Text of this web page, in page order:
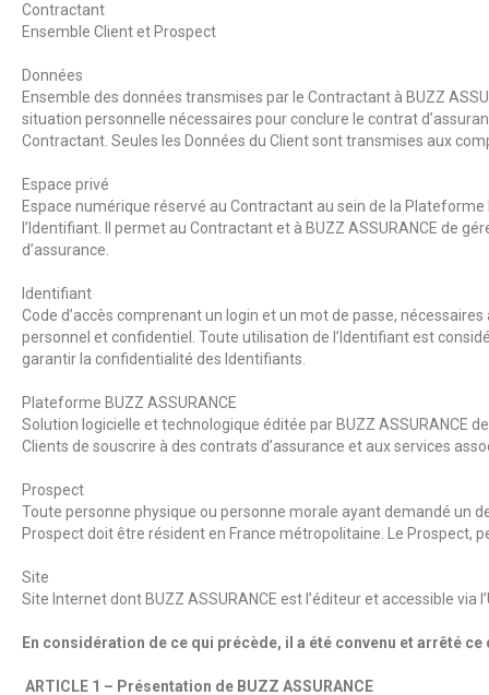
Contractant
Ensemble Client et Prospect
Données
Ensemble des données transmises par le Contractant à BUZZ
situation personnelle nécessaires pour conclure le contrat
Contractant. Seules les Données du Client sont transmises aux
Espace privé
Espace numérique réservé au Contractant au sein de la Plateforme
l’Identifiant. Il permet au Contractant et à BUZZ ASSURANCE de
d’assurance.
Identifiant
Code d’accès comprenant un login et un mot de passe,
personnel et confidentiel. Toute utilisation de l’Identifiant est
garantir la confidentialité des Identifiants.
Plateforme BUZZ ASSURANCE
Solution logicielle et technologique éditée par BUZZ ASSURANCE
Clients de souscrire à des contrats d’assurance et aux services
Prospect
Toute personne physique ou personne morale ayant demandé un
Prospect doit être résident en France métropolitaine. Le Prospect,
Site
Site Internet dont BUZZ ASSURANCE est l’éditeur et accessible via
En considération de ce qui précède, il a été convenu et arrêté ce
ARTICLE 1 – Présentation de BUZZ ASSURANCE